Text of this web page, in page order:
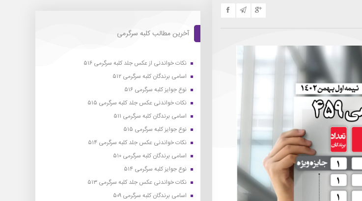
آخرین مطالب کلبه سرگرمی
نکات خواندنی از عکس جلد کلبه سرگرمی ۵۱۶
اسامی برندگان کلبه سرگرمی ۵۱۲
نوع جوایز کلبه سرگرمی ۵۱۶
نکات خواندنی عکس جلد کلبه سرگرمی ۵۱۵
اسامی برندگان کلبه سرگرمی ۵۱۱
نوع جوایز کلبه سرگرمی ۵۱۵
نکات خواندنی عکس جلد کلبه سرگرمی ۵۱۴
اسامی برندگان کلبه سرگرمی ۵۱۰
نوع جوایز کلبه سرگرمی ۵۱۴
نکات خواندنی عکس جلد کلبه سرگرمی ۵۱۳
اسامی برندگان کلبه سرگرمی ۵۰۹